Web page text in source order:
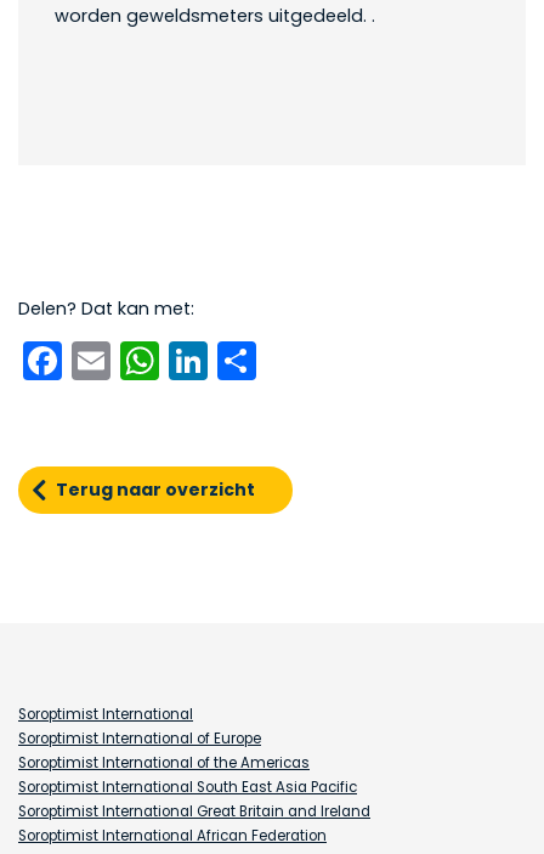
worden geweldsmeters uitgedeeld. .
Delen? Dat kan met:
Facebook
EmailWhatsApp
LinkedIn
Terug naar overzicht
Soroptimist International
Soroptimist International of Europe
Soroptimist International of the Americas
Soroptimist International South East Asia Pacific
Soroptimist International Great Britain and Ireland
Soroptimist International African Federation